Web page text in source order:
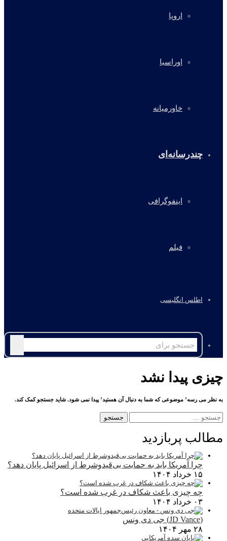
اروپا
اوراسیا
خاورمیانه
چندرسانه‌ای
اینفوگرافی
فیلم
اطلس انگلیسی
برای
چیزی پیدا نشد
به نظر می رسه’ موضوعی که شما به دنبال آن هستید’ پیدا نمی شود. شاید جستجو کمک کند.
جستجو
برای:
مطالب پربازدید
چرا آمریکا باید به حمایت بی‌قیدوشرط از اسرائیل پایان دهد؟
۱۵ خرداد ۱۴۰۴
چه چیزی باعث شکاف در غرب شده است؟
۰۳ خرداد ۱۴۰۴
(JD Vance) جی دی ونس
۲۸ مهر ۱۴۰۴